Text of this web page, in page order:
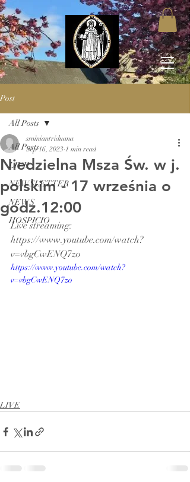
Post
All Posts
LIVE
NEWSLETTER
NEWS
HOSPICIO
All Posts
Niedzielna Msza Św. w j.
polskim - 17 września o
godz.12:00
ssniniantriduana
Sep 16, 2023 1 min read
Live streaming:
https://www.youtube.com/watch?
v=vbgCwENQ7zo
https://www.youtube.com/watch?
v=vbgCwENQ7zo
LIVE